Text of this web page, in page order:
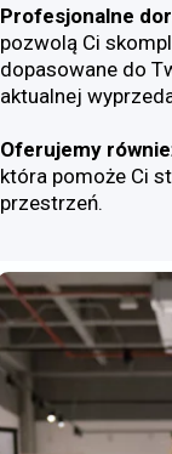
Profesjonalne
pozwolą Ci
dopasowane do
aktualnej
Oferujemy
która pomoże Ci
przestrzeń.